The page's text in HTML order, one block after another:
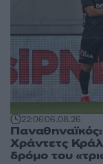
22:0606.08.26
Χράντετς
δρόμο του